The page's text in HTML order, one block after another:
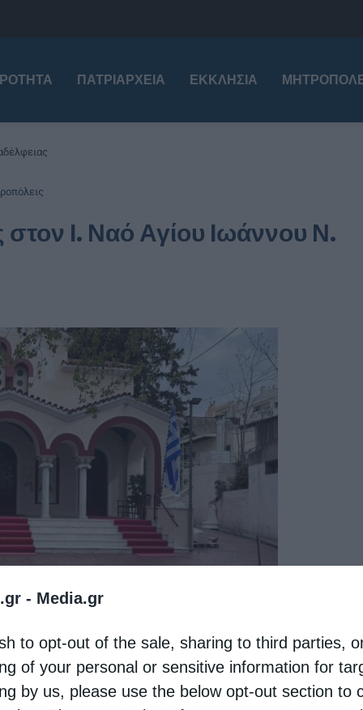
- Media.gr
to opt-out of the sale, sharing to third parties,
of your personal or sensitive information for
by us, please use the below opt-out section to
ΠΑΤΡΙΑΡΧΕΊΑ ΕΚΚΛΗΣΊΑ
Ι. Ναό Αγίου Ιωάννου Ν.
δραστηριοτήτων τουΙ. Ναού Αγίου Ιωάννου Ν.